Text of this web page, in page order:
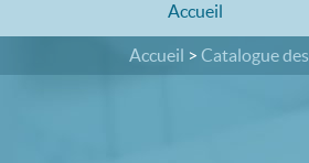
Accueil
Accueil Catalogue